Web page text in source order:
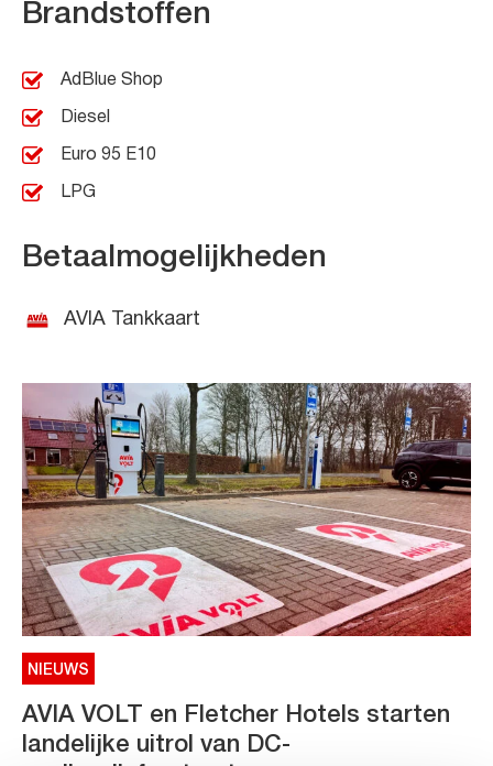
Brandstoffen
AdBlue Shop
Diesel
Euro 95 E10
LPG
Betaalmogelijkheden
AVIA Tankkaart
NIEUWS
AVIA VOLT en Fletcher Hotels starten
landelijke uitrol van DC-